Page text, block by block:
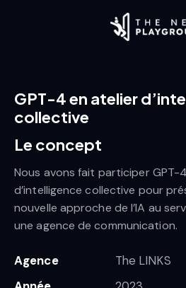
GPT-4 en atelier
collective
Le concept
Nous avons fait participer GPT-
d’intelligence collective pour
nouvelle approche de l’IA au
une agence de communication.
Agence
The LINKS